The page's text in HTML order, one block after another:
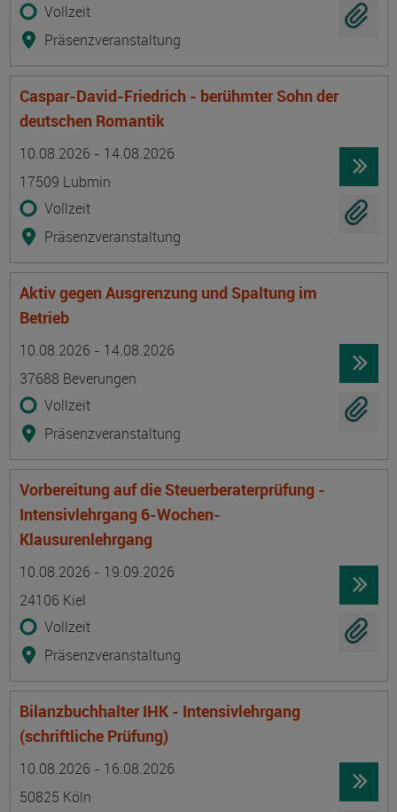
Vollzeit
Präsenzveranstaltung
Caspar-David-Friedrich - berühmter Sohn der
deutschen Romantik
10.08.2026 - 14.08.2026
17509 Lubmin
Vollzeit
Präsenzveranstaltung
Aktiv gegen Ausgrenzung und Spaltung im
Betrieb
10.08.2026 - 14.08.2026
37688 Beverungen
Vollzeit
Präsenzveranstaltung
Vorbereitung auf die Steuerberaterprüfung -
Intensivlehrgang 6-Wochen-
Klausurenlehrgang
10.08.2026 - 19.09.2026
24106 Kiel
Vollzeit
Präsenzveranstaltung
Bilanzbuchhalter IHK - Intensivlehrgang
(schriftliche Prüfung)
10.08.2026 - 16.08.2026
50825 Köln